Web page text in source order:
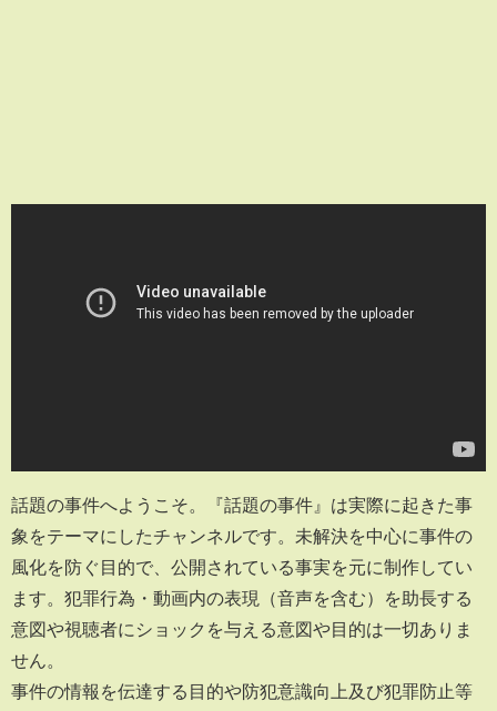
話題の事件へようこそ。『話題の事件』は実際に起きた事
象をテーマにしたチャンネルです。未解決を中心に事件の
風化を防ぐ目的で、公開されている事実を元に制作してい
ます。犯罪行為・動画内の表現（音声を含む）を助長する
意図や視聴者にショックを与える意図や目的は一切ありま
せん。
事件の情報を伝達する目的や防犯意識向上及び犯罪防止等